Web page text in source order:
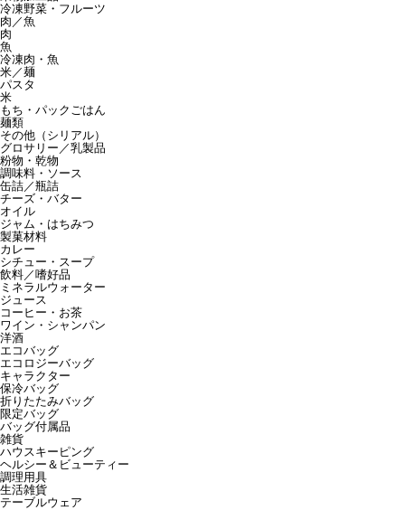
冷凍野菜・フルーツ
肉／魚
肉
魚
冷凍肉・魚
米／麺
パスタ
米
もち・パックごはん
麺類
その他（シリアル）
グロサリー／乳製品
粉物・乾物
調味料・ソース
缶詰／瓶詰
チーズ・バター
オイル
ジャム・はちみつ
製菓材料
カレー
シチュー・スープ
飲料／嗜好品
ミネラルウォーター
ジュース
コーヒー・お茶
ワイン・シャンパン
洋酒
エコバッグ
エコロジーバッグ
キャラクター
保冷バッグ
折りたたみバッグ
限定バッグ
バッグ付属品
雑貨
ハウスキーピング
ヘルシー＆ビューティー
調理用具
生活雑貨
テーブルウェア